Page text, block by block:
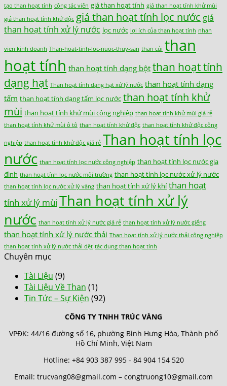
tạo than hoạt tính cộng tác viên giá than hoạt tính giá than hoạt tính khử mùi
giá than hoạt tính khử độc giá than hoạt tính lọc nước giá
than hoạt tính xử lý nước lọc nước lợi ích của than hoạt tính nhan
vien kinh doanh Than-hoat-tinh-loc-nuoc-thuy-san than củi than
hoạt tính than hoạt tính dạng bột than hoạt tính
dạng hạt Than hoạt tính dạng hạt xử lý nước than hoạt tính dạng
tấm than hoạt tính dạng tấm lọc nước than hoạt tính khử
mùi than hoạt tính khử mùi công nghiệp than hoạt tính khử mùi giá rẻ
than hoạt tính khử mùi ô tô than hoạt tính khử độc than hoạt tính khử độc công
nghiệp than hoạt tính khử độc giá rẻ Than hoạt tính lọc
nước than hoạt tính lọc nước công nghiệp than hoạt tính lọc nước gia
đình than hoạt tính lọc nước môi trường than hoạt tính lọc nước xử lý nước
than hoạt tính lọc nước xử lý vàng than hoạt tính xử lý khí than hoạt
tính xử lý mùi Than hoạt tính xử lý
nước than hoạt tính xử lý nước giá rẻ than hoạt tính xử lý nước giếng
than hoạt tính xử lý nước thải Than hoạt tính xử lý nước thải công nghiệp
than hoạt tính xử lý nước thải dệt tác dụng than hoạt tính
Chuyên mục
Tài Liệu (9)
Tài Liệu Về Than (1)
Tin Tức – Sự Kiện (92)
CÔNG TY TNHH TRÚC VÀNG
VPĐK: 44/16 đường số 16, phường Bình Hưng Hòa, Thành phố
Hồ Chí Minh, Việt Nam
Hotline: +84 903 387 995 - 84 904 154 520
Email: trucvang08@gmail.com – congtruong10@gmail.com